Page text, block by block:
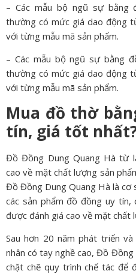
– Các mẫu bộ ngũ sự bằng
thường có mức giá dao động
với từng mẫu mã sản phẩm.
– Các mẫu bộ ngũ sự bằng
thường có mức giá dao động
với từng mẫu mã sản phẩm.
Mua đồ thờ
tín, giá tốt
Đồ Đồng Dung Quang Hà từ
cao về mặt chất lượng sản
Đồ Đồng Dung Quang Hà là cơ
các sản phẩm đồ đồng uy tín,
được đánh giá cao về mặt chất
Sau hơn 20 năm phát triển
nhân có tay nghề cao, Đồ
chặt chẽ quy trình chế tác để